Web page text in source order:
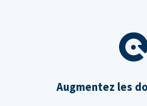
Augmentez les